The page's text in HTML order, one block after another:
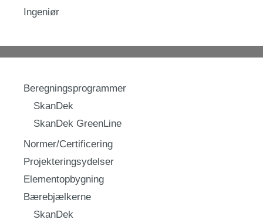
Ingeniør
Beregningsprogrammer
SkanDek
SkanDek GreenLine
Normer/Certificering
Projekteringsydelser
Elementopbygning
Bærebjælkerne
SkanDek